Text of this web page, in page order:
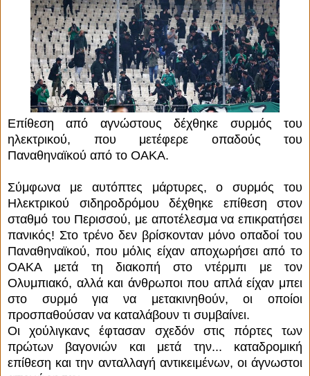
Επίθεση από αγνώστους δέχθηκε συρμός του
ηλεκτρικού, που μετέφερε οπαδούς του
Παναθηναϊκού από το ΟΑΚΑ.
Σύμφωνα με αυτόπτες μάρτυρες, ο συρμός του
Ηλεκτρικού σιδηροδρόμου δέχθηκε επίθεση στον
σταθμό του Περισσού, με αποτέλεσμα να επικρατήσει
πανικός! Στο τρένο δεν βρίσκονταν μόνο οπαδοί του
Παναθηναϊκού, που μόλις είχαν αποχωρήσει από το
ΟΑΚΑ μετά τη διακοπή στο ντέρμπι με τον
Ολυμπιακό, αλλά και άνθρωποι που απλά είχαν μπει
στο συρμό για να μετακινηθούν, οι οποίοι
προσπαθούσαν να καταλάβουν τι συμβαίνει.
Οι χούλιγκανς έφτασαν σχεδόν στις πόρτες των
πρώτων βαγονιών και μετά την... καταδρομική
επίθεση και την ανταλλαγή αντικειμένων, οι άγνωστοι